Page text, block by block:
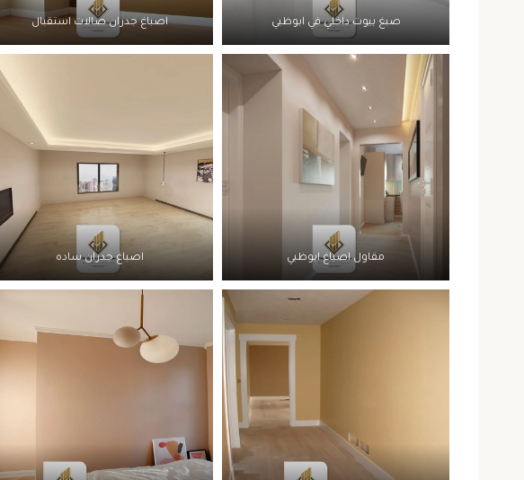
صبغ بيوت داخلي في ابوظبي اصباغ جدران صالات استقبال
مقاول اصباغ ابوظبي اصباغ جدران ساده